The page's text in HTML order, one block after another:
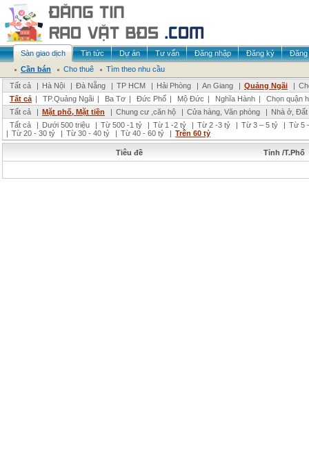
Sàn giao dịch Tin tức Dự án Tư vấn Đăng nhập Đăng ký
Đăng
Cần bán
Cho thuê
Tìm theo nhu cầu
Tất cả
| Hà Nội | Đà Nẵng | TP HCM | Hải Phòng | An Giang | Quảng Ngãi |
Tất cả | TP.Quảng Ngãi | Ba Tơ | Đức Phổ | Mộ Đức | Nghĩa Hành |
Chọn quận
Tất cả
| Mặt phố, Mặt tiền | Chung cư ,căn hộ | Cửa hàng, Văn phòng | Nhà ở,
Tất cả
| Dưới 500 triệu | Từ 500 -1 tỷ | Từ 1 -2 tỷ | Từ 2 -3 tỷ | Từ 3 – 5 tỷ | Từ 5
| Từ 20 - 30 tỷ | Từ 30 - 40 tỷ | Từ 40 - 60 tỷ | Trên 60 tỷ
Tiêu đề Tỉnh /T.Phố